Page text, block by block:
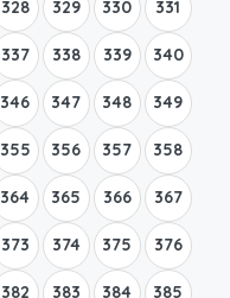
328 329 330 331
337 338 339 340
346 347 348 349
355 356 357 358
364 365 366 367
373 374 375 376
382 383 384 385